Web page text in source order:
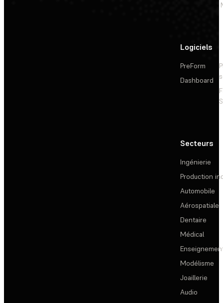
Logiciels
PreForm
Dashboard
Secteurs
Ingénierie
Production
Automobile
Aérospatiale
Dentaire
Médical
Modélisme
Joaillerie
Audio